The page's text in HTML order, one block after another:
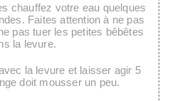
chauffez votre eau quelques
Faites attention à ne pas
pas tuer les petites bêbêtes
la levure.
la levure et laisser agir 5
doit mousser un peu.